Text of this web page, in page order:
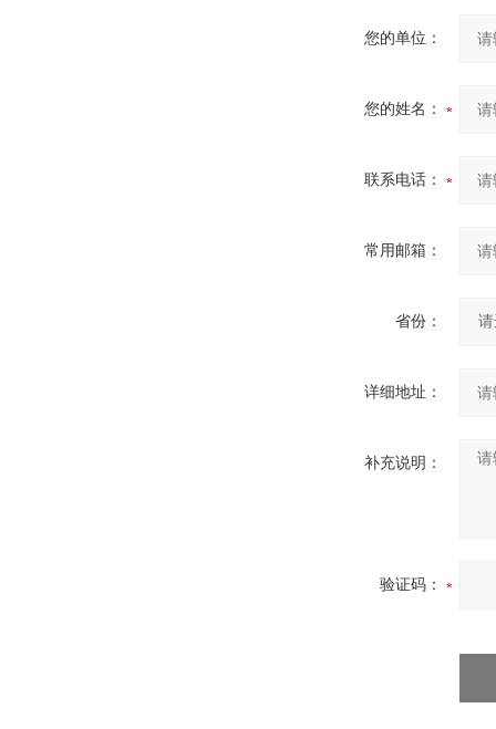
您的单位：
您的姓名：
联系电话：
常用邮箱：
省份：
详细地址：
补充说明：
验证码：